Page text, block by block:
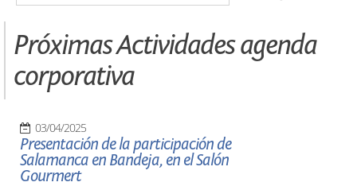
Próximas Actividades agenda
corporativa
03/04/2025
Presentación de la participación de
Salamanca en Bandeja, en el Salón
Gourmert